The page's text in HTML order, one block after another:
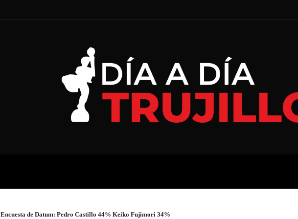
Encuesta de Datum: Pedro Castillo 44% Keiko Fujimori 34%